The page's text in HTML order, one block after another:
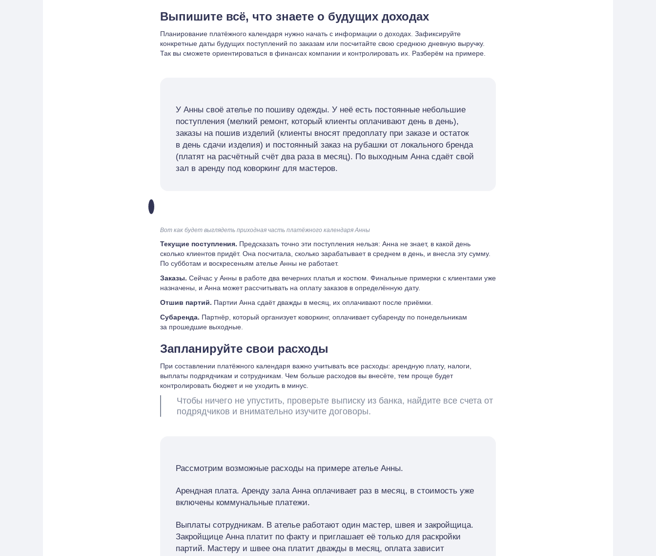
Выпишите всё, что знаете о будущих доходах
Планирование платёжного календаря нужно начать с информации о доходах. Зафиксируйте
конкретные даты будущих поступлений по заказам или посчитайте свою среднюю дневную выручку.
Так вы сможете ориентироваться в финансах компании и контролировать их. Разберём на примере.
У Анны своё ателье по пошиву одежды. У неё есть постоянные небольшие
поступления (мелкий ремонт, который клиенты оплачивают день в день),
заказы на пошив изделий (клиенты вносят предоплату при заказе и остаток
в день сдачи изделия) и постоянный заказ на рубашки от локального бренда
(платят на расчётный счёт два раза в месяц). По выходным Анна сдаёт свой
зал в аренду под коворкинг для мастеров.
Вот как будет выглядеть приходная часть платёжного календаря Анны
Текущие поступления. Предсказать точно эти поступления нельзя: Анна не знает, в какой день
сколько клиентов придёт. Она посчитала, сколько зарабатывает в среднем в день, и внесла эту сумму.
По субботам и воскресеньям ателье Анны не работает.
Заказы. Сейчас у Анны в работе два вечерних платья и костюм. Финальные примерки с клиентами уже
назначены, и Анна может рассчитывать на оплату заказов в определённую дату.
Отшив партий. Партии Анна сдаёт дважды в месяц, их оплачивают после приёмки.
Субаренда. Партнёр, который организует коворкинг, оплачивает субаренду по понедельникам
за прошедшие выходные.
Запланируйте свои расходы
При составлении платёжного календаря важно учитывать все расходы: арендную плату, налоги,
выплаты подрядчикам и сотрудникам. Чем больше расходов вы внесёте, тем проще будет
контролировать бюджет и не уходить в минус.
Чтобы ничего не упустить, проверьте выписку из банка, найдите все счета от
подрядчиков и внимательно изучите договоры.
Рассмотрим возможные расходы на примере ателье Анны.
Арендная плата. Аренду зала Анна оплачивает раз в месяц, в стоимость уже
включены коммунальные платежи.
Выплаты сотрудникам. В ателье работают один мастер, швея и закройщица.
Закройщице Анна платит по факту и приглашает её только для раскройки
партий. Мастеру и швее она платит дважды в месяц, оплата зависит